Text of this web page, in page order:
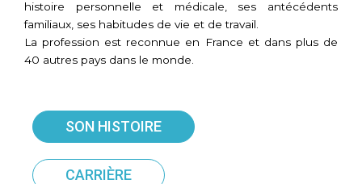
histoire personnelle et médicale, ses antécédents
familiaux, ses habitudes de vie et de travail.
La profession est reconnue en France et dans plus de
40 autres pays dans le monde.
SON HISTOIRE
CARRIÈRE